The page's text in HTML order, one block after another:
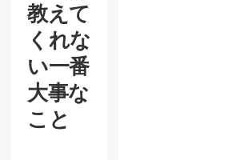
教えて
くれな
い一番
大事な
こと